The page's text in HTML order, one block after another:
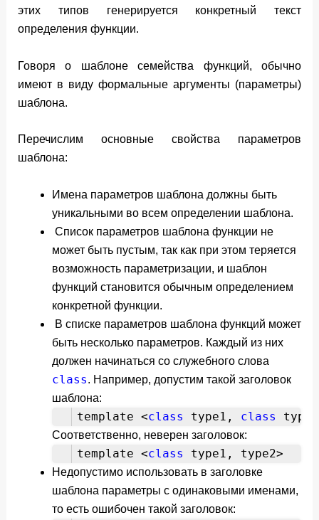
этих типов генерируется конкретный текст
определения функции.
Говоря о шаблоне семейства функций, обычно
имеют в виду формальные аргументы (параметры)
шаблона.
Перечислим основные свойства параметров
шаблона:
Имена параметров шаблона должны быть
уникальными во всем определении шаблона.
Список параметров шаблона функции не
может быть пустым, так как при этом теряется
возможность параметризации, и шаблон
функций становится обычным определением
конкретной функции.
В списке параметров шаблона функций может
быть несколько параметров. Каждый из них
должен начинаться со служебного слова
class. Например, допустим такой заголовок
шаблона:
template <class type1, class
Соответственно, неверен заголовок:
template <class type1, type2>
Недопустимо использовать в заголовке
шаблона параметры с одинаковыми именами,
то есть ошибочен такой заголовок: